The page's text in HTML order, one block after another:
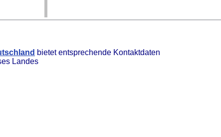
bietet entsprechende Kontaktdaten
Landes